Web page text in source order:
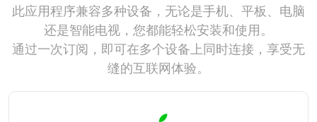
此应用程序兼容多种设备，无论是手机、平板、电脑
还是智能电视，您都能轻松安装和使用。
通过一次订阅，即可在多个设备上同时连接，享受无
缝的互联网体验。